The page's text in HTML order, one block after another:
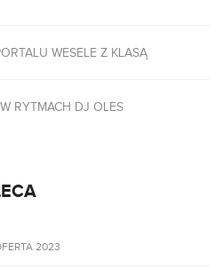
WESELE Z KLASĄ
RYTMACH DJ OLES
2023